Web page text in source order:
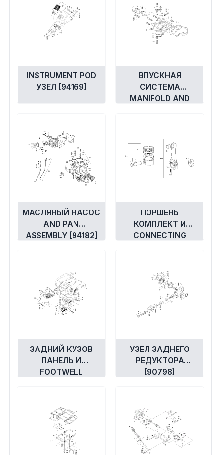
INSTRUMENT POD
УЗЕЛ [94169]
ВПУСКНАЯ
СИСТЕМА
MANIFOLD AND
МАСЛЯНЫЙ НАСОС
AND PAN
ASSEMBLY [94182]
ПОРШЕНЬ
КОМПЛЕКТ И
CONNECTING
ЗАДНИЙ КУЗОВ
ПАНЕЛЬ И
FOOTWELL
УЗЕЛ ЗАДНЕГО
РЕДУКТОРА
[90798]